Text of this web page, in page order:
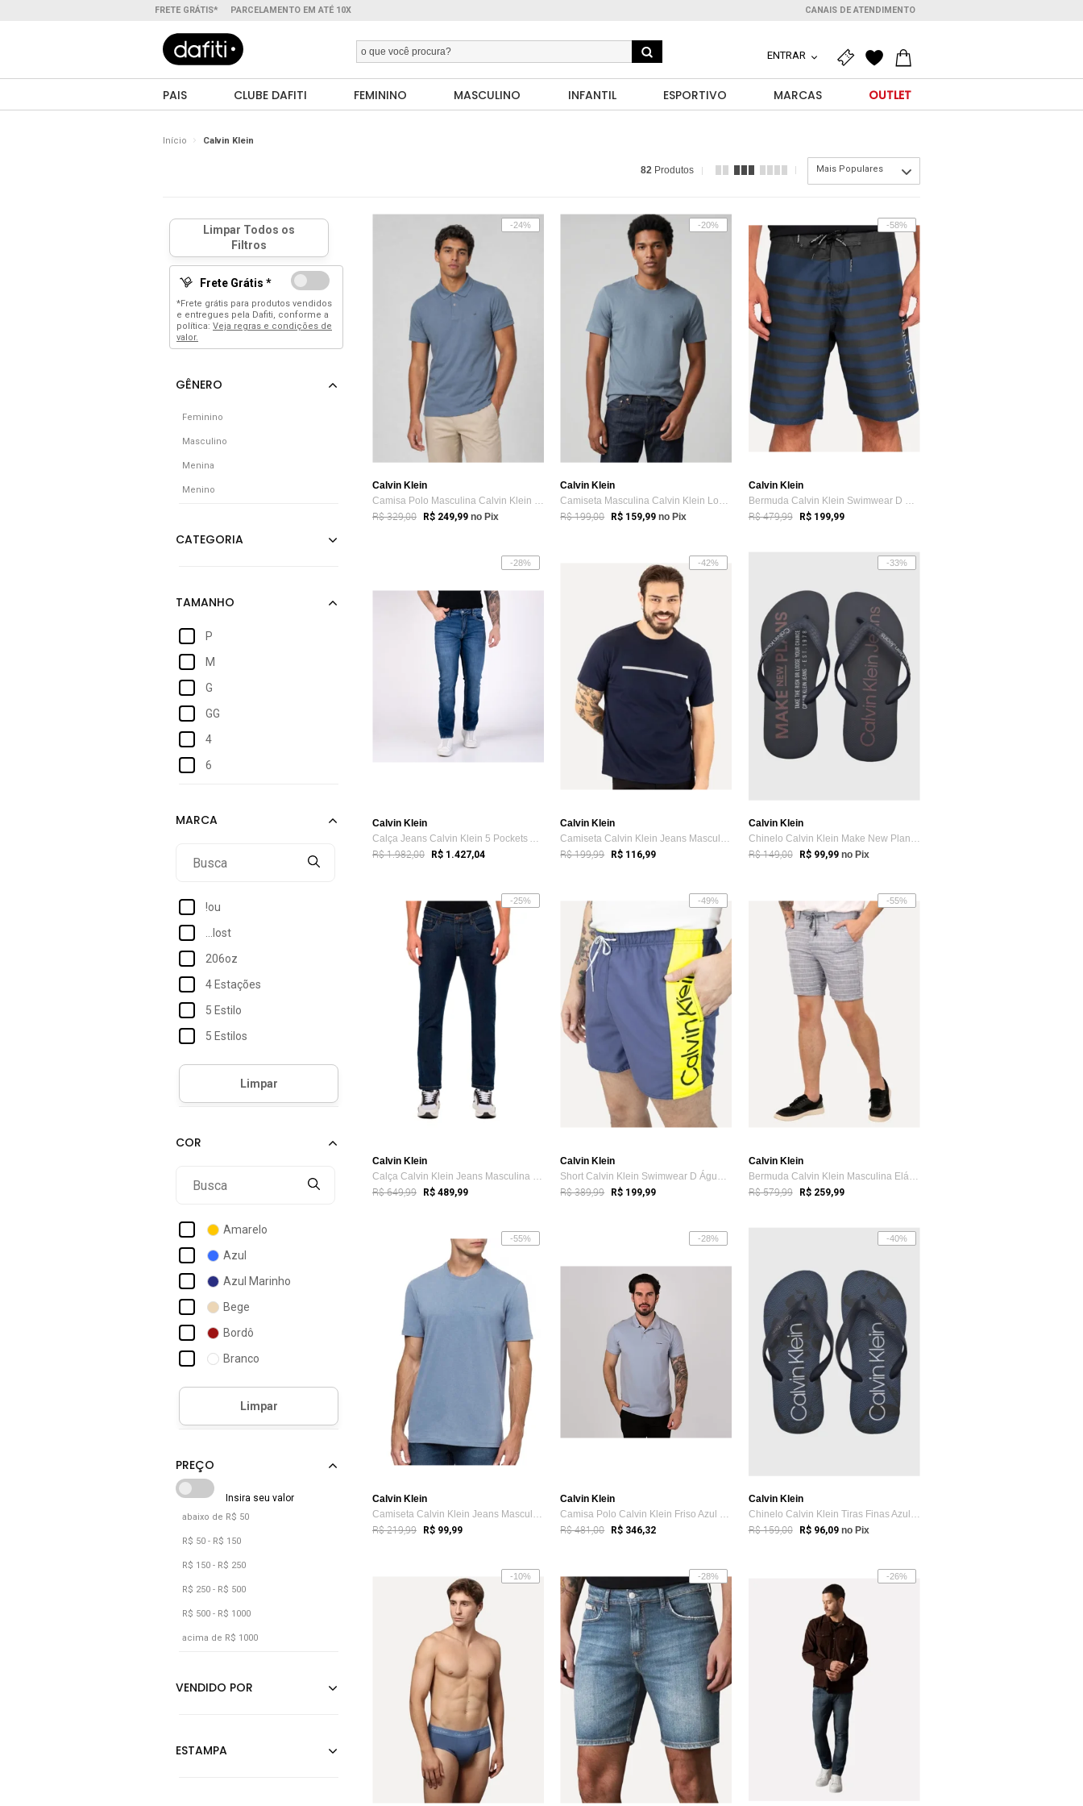
FRETE GRÁTIS* PARCELAMENTO EM ATÉ 10X CANAIS DE ATENDIMENTO
ENTRAR
PAIS CLUBE DAFITI FEMININO MASCULINO INFANTIL ESPORTIVO MARCAS OUTLET
Início Calvin Klein
82 Produtos Mais Populares
Frete Grátis *
*Frete grátis para produtos vendidos
e entregues pela Dafiti, conforme a
política: Veja regras e condições de
valor.
Feminino
Masculino
Menina
Menino
P
M
G
GG
4
6
38
40
Único
!ou
...lost
206oz
4 Estações
5 Estilo
5 Estilos
77vs Levosch
Acostamento
Activitta
Amarelo
Azul
Azul Marinho
Bege
Bordô
Branco
Café
Caramelo
Estampado
Grafite
Incolor
Jeans
Laranja
Marrom
Nude
abaixo de R$ 50
R$ 50 - R$ 150
R$ 150 - R$ 250
R$ 250 - R$ 500
R$ 500 - R$ 1000
acima de R$ 1000
-24%
Calvin Klein
Camisa Polo Masculina Calvin Klein Slim ...
R$ 329,00 R$ 249,99 no Pix
-20%
Calvin Klein
Camiseta Masculina Calvin Klein Logo Azul
R$ 199,00 R$ 159,99 no Pix
-58%
Calvin Klein
Bermuda Calvin Klein Swimwear D Água Chu...
R$ 479,99 R$ 199,99
-28%
Calvin Klein
Calça Jeans Calvin Klein 5 Pockets Azul Médio
R$ 1.982,00 R$ 1.427,04
-42%
Calvin Klein
Camiseta Calvin Klein Jeans Masculina Ne...
R$ 199,99 R$ 116,99
-33%
Calvin Klein
Chinelo Calvin Klein Make New Planes Azul Escuro
R$ 149,00 R$ 99,99 no Pix
-25%
Calvin Klein
Calça Calvin Klein Jeans Masculina Strai...
R$ 649,99 R$ 489,99
-49%
Calvin Klein
Short Calvin Klein Swimwear D Água Yello...
R$ 389,99 R$ 199,99
-55%
Calvin Klein
Bermuda Calvin Klein Masculina Elástico ...
R$ 579,99 R$ 259,99
-55%
Calvin Klein
Camiseta Calvin Klein Jeans Masculina Bl...
R$ 219,99 R$ 99,99
-28%
Calvin Klein
Camisa Polo Calvin Klein Friso Azul Claro
R$ 481,00 R$ 346,32
-40%
Calvin Klein
Chinelo Calvin Klein Tiras Finas Azul Escuro
R$ 159,00 R$ 96,09 no Pix
-10% -28% -26%